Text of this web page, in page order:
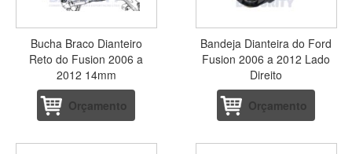
Bucha Braco Dianteiro
Reto do Fusion 2006 a
2012 14mm
Orçamento
Bandeja Dianteira do Ford
Fusion 2006 a 2012 Lado
Direito
Orçamento